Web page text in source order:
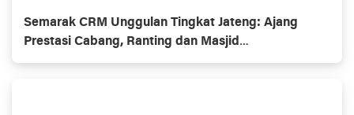
Semarak CRM Unggulan Tingkat Jateng: Ajang
Prestasi Cabang, Ranting dan Masjid
Muhammadiyaĥ